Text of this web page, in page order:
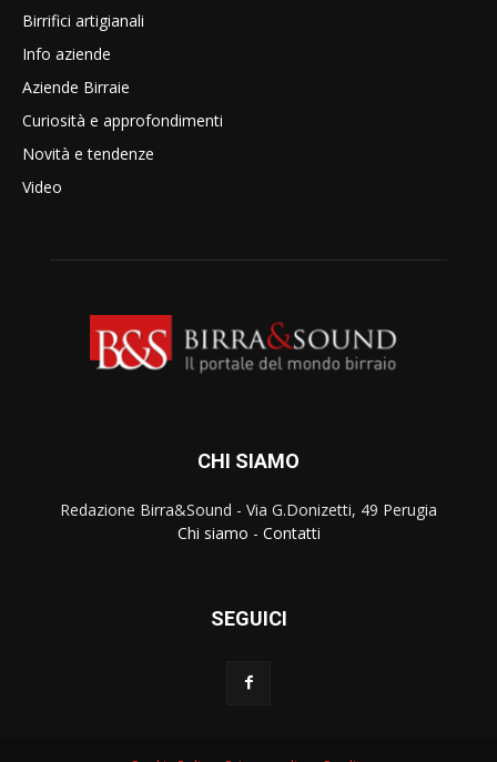
Birrifici artigianali
Info aziende
Aziende Birraie
Curiosità e approfondimenti
Novità e tendenze
Video
CHI SIAMO
Redazione Birra&Sound - Via G.Donizetti, 49 Perugia
Chi siamo - Contatti
SEGUICI